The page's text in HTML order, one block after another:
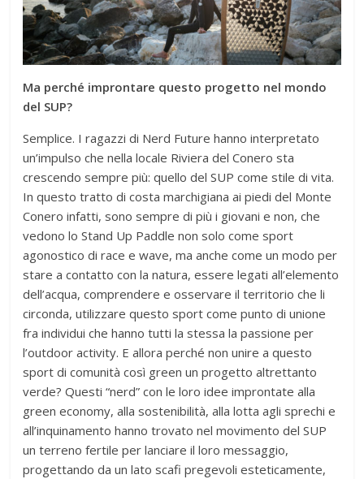
Ma perché improntare questo progetto nel mondo
del SUP?
Semplice. I ragazzi di Nerd Future hanno interpretato
un’impulso che nella locale Riviera del Conero sta
crescendo sempre più: quello del SUP come stile di vita.
In questo tratto di costa marchigiana ai piedi del Monte
Conero infatti, sono sempre di più i giovani e non, che
vedono lo Stand Up Paddle non solo come sport
agonostico di race e wave, ma anche come un modo per
stare a contatto con la natura, essere legati all’elemento
dell’acqua, comprendere e osservare il territorio che li
circonda, utilizzare questo sport come punto di unione
fra individui che hanno tutti la stessa la passione per
l’outdoor activity. E allora perché non unire a questo
sport di comunità così green un progetto altrettanto
verde? Questi “nerd” con le loro idee improntate alla
green economy, alla sostenibilità, alla lotta agli sprechi e
all’inquinamento hanno trovato nel movimento del SUP
un terreno fertile per lanciare il loro messaggio,
progettando da un lato scafi pregevoli esteticamente,